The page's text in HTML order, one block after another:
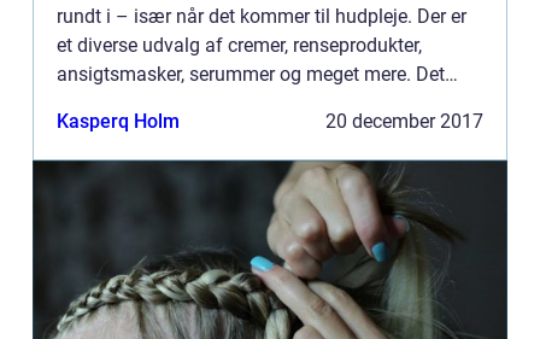
rundt i – især når det kommer til hudpleje. Der er
et diverse udvalg af cremer, renseprodukter,
ansigtsmasker, serummer og meget mere. Det
Kasperq Holm 20 december 2017